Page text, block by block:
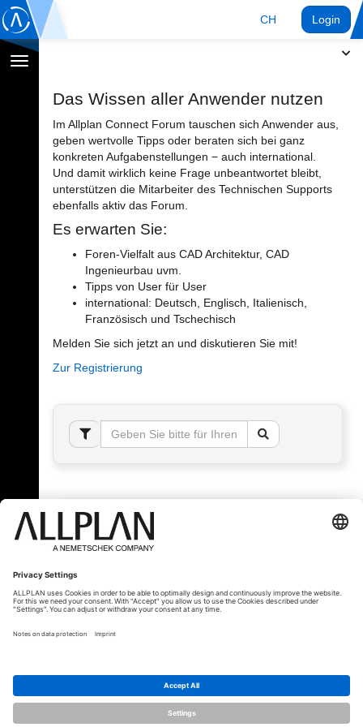
CH Login
Navigation
Das Wissen aller Anwender nutzen
Im Allplan Connect Forum tauschen sich Anwender aus,
geben wertvolle Tipps oder beraten sich bei ganz
konkreten Aufgabenstellungen − auch international.
Und damit wirklich keine Frage unbeantwortet bleibt,
unterstützen die Mitarbeiter des Technischen Supports
ebenfalls aktiv das Forum.
Es erwarten Sie:
Foren-Vielfalt aus CAD Architektur, CAD
Ingenieurbau uvm.
Tipps von User für User
international: Deutsch, Englisch, Italienisch,
Französisch und Tschechisch
Melden Sie sich jetzt an und diskutieren Sie mit!
Zur Registrierung
Fehler!
Bitte melden Sie sich an, um dieses Thema sehen
zu können.
© ALLPLAN Schweiz AG ALLPLAN ist Teil derNemetschek Group